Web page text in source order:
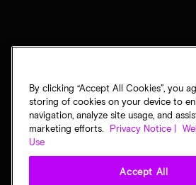
By clicking “Accept All Cookies”, you
storing of cookies on your device to
navigation, analyze site usage, and
marketing efforts.
Privacy Notice |
Use
Accept All